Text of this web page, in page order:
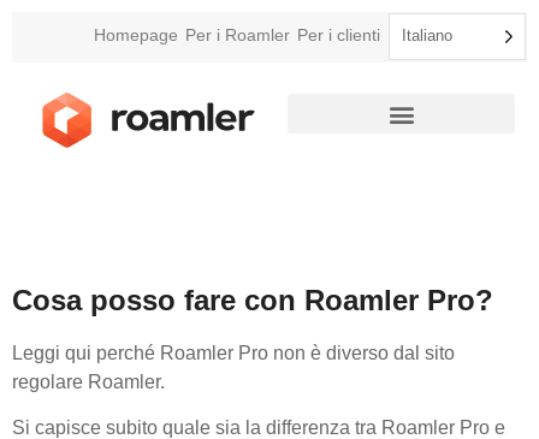
Homepage Per i Roamler Per i clienti Italiano
Cosa posso fare con Roamler Pro?
Leggi qui perché Roamler Pro non è diverso dal sito
regolare Roamler.
Si capisce subito quale sia la differenza tra Roamler Pro e